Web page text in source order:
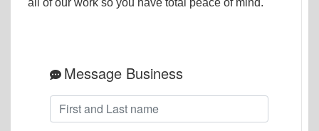
all of our work so you have total peace of mind.
Message Business